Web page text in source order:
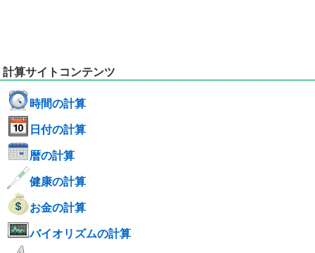
計算サイトコンテンツ
時間の計算
日付の計算
暦の計算
健康の計算
お金の計算
バイオリズムの計算